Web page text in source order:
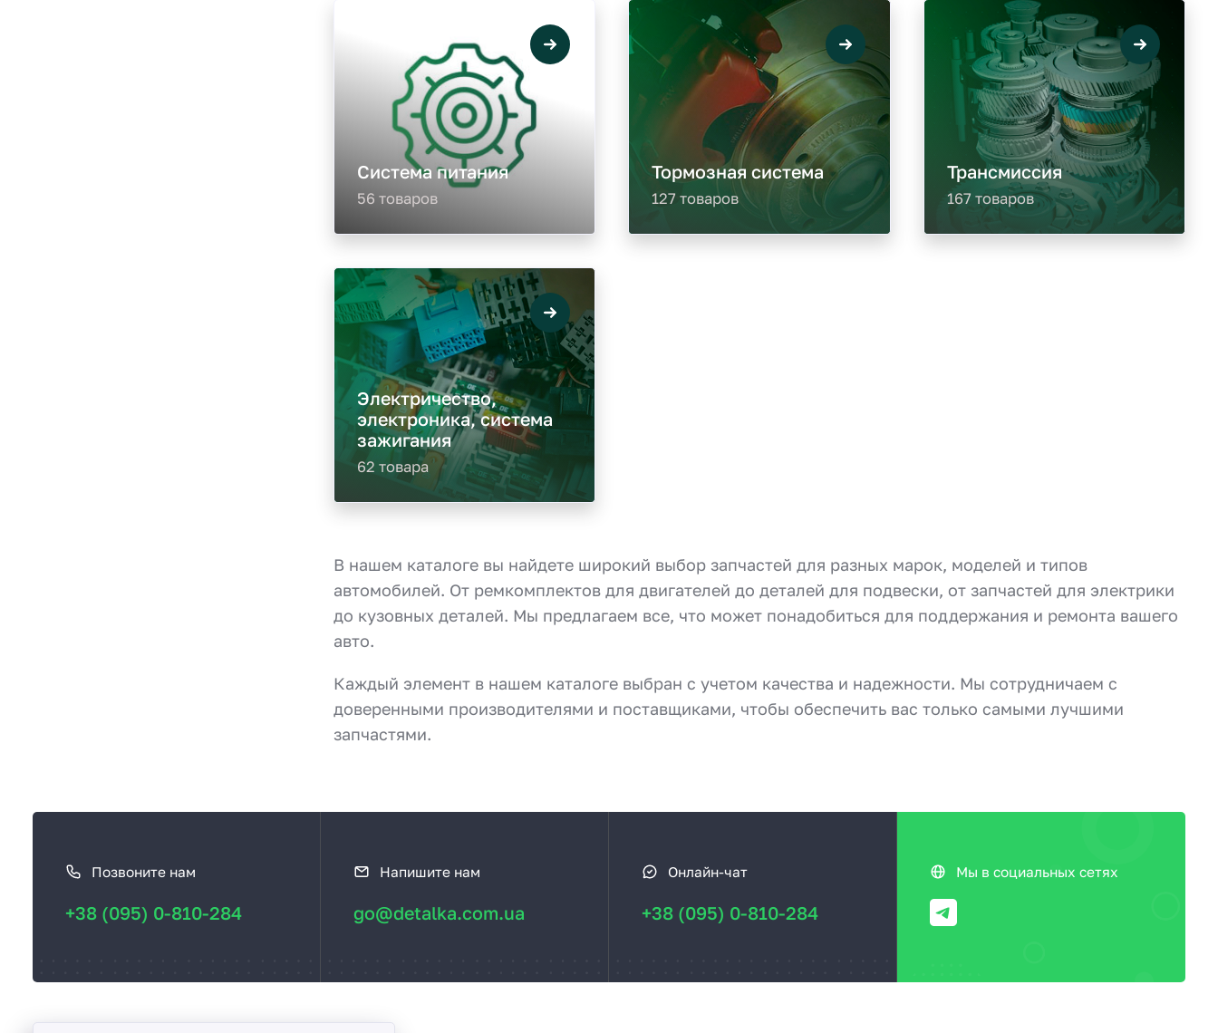
Система питания
56 товаров
Тормозная система
127 товаров
Трансмиссия
167 товаров
Электричество,
электроника, система
зажигания
62 товара
В нашем каталоге вы найдете широкий выбор запчастей для разных марок, моделей и типов
автомобилей. От ремкомплектов для двигателей до деталей для подвески, от запчастей для электрики
до кузовных деталей. Мы предлагаем все, что может понадобиться для поддержания и ремонта вашего
авто.
Каждый элемент в нашем каталоге выбран с учетом качества и надежности. Мы сотрудничаем с
доверенными производителями и поставщиками, чтобы обеспечить вас только самыми лучшими
запчастями.
з
Позвоните нам
+38 (095) 0-810-284
Напишите нам
go@detalka.com.ua
Онлайн-чат
+38 (095) 0-810-284
Мы в социальных сетях